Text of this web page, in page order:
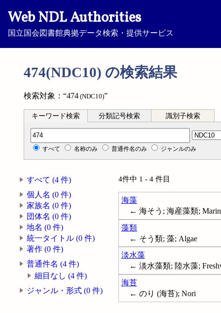
Web NDL Authorities
国立国会図書館典拠データ検索・提供サービス
474(NDC10) の検索結果
検索対象：“474 (NDC10)”
キーワード検索 分類記号検索 識別子検索
分類記号検索
すべて 名称のみ 普通件名のみ ジャンルのみ
すべて (4 件)
個人名 (0 件)
家族名 (0 件)
団体名 (0 件)
地名 (0 件)
統一タイトル (0 件)
著作 (0 件)
普通件名 (4 件)
細目なし (4 件)
ジャンル・形式 (0 件)
4件中 1 - 4 件目
海藻
← 海そう; 海産藻類;
藻類
← そう類; 藻; Algae
淡水藻
← 淡水藻類; 陸水藻;
海苔
← のり (海苔); Nori